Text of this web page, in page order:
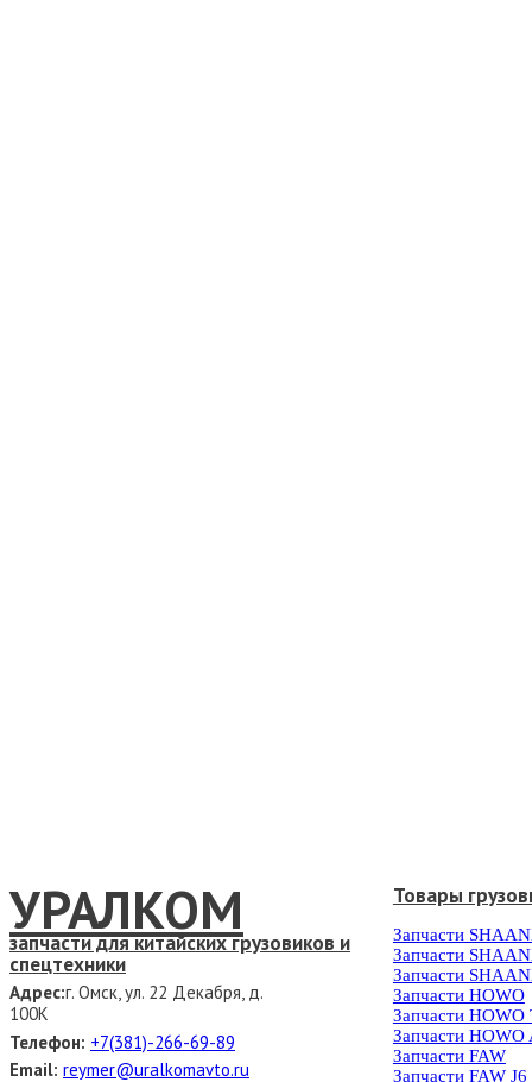
УРАЛКОМ
запчасти для китайских грузовиков и
спецтехники
Адрес:г. Омск, ул. 22 Декабря, д.
100К
Телефон: +7(381)-266-69-89
Email: reymer@uralkomavto.ru
Товары
Запчасти
Запчасти
Запчасти
Запчасти HOWO
Запчасти HOWO
Запчасти HOWO
Запчасти FAW
Запчасти FAW J6